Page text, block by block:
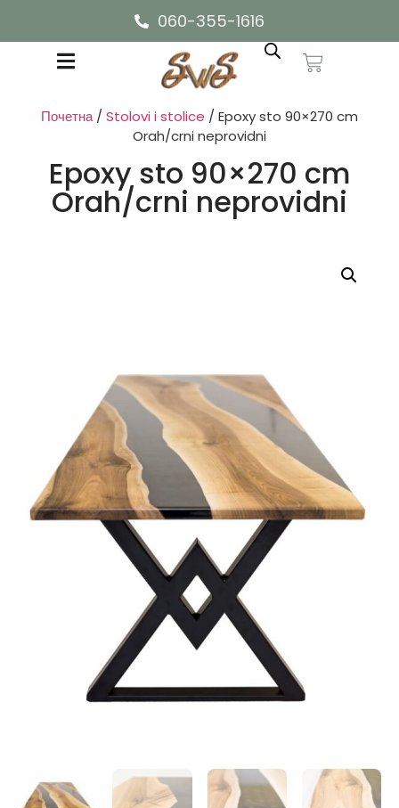
060-355-1616
Почетна/Stolovi i stolice / Epoxy sto 90×270 cm
Orah/crni neprovidni
Epoxy sto 90×270 cm
Orah/crni neprovidni